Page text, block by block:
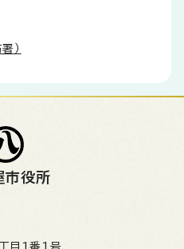
）
市役所
目1番1号